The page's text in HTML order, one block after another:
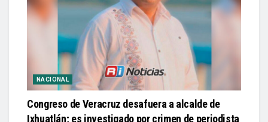
NACIONAL
Congreso de Veracruz desafuera a alcalde de
Ixhuatlán; es investigado por crimen de periodista